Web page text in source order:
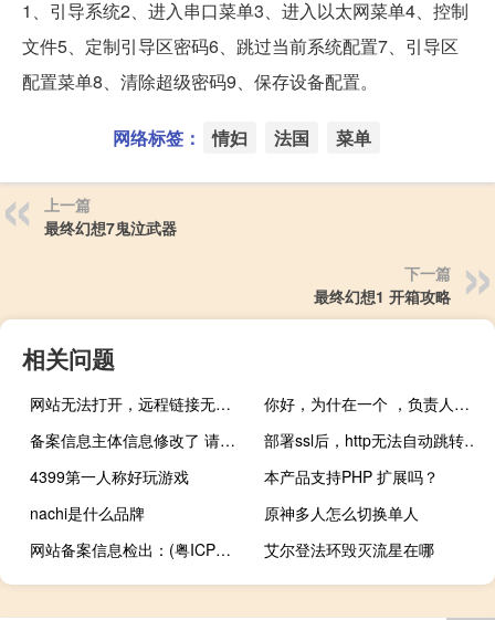
1、引导系统2、进入串口菜单3、进入以太网菜单4、控制
文件5、定制引导区密码6、跳过当前系统配置7、引导区
配置菜单8、清除超级密码9、保存设备配置。
网络标签： 情妇 法国 菜单
上一篇
最终幻想7鬼泣武器
下一篇
最终幻想1 开箱攻略
相关问题
网站无法打开，远程链接无法链接
你好，为什在一个 ，负责人在一个 ，怎么备案呢
备案信息主体信息修改了 请审核 提交管局
部署ssl后，http无法自动跳转到https
4399第一人称好玩游戏
本产品支持PHP 扩展吗？
nachi是什么品牌
原神多人怎么切换单人
网站备案信息检出：(粤ICP备号-1，szcost.com.
艾尔登法环毁灭流星在哪